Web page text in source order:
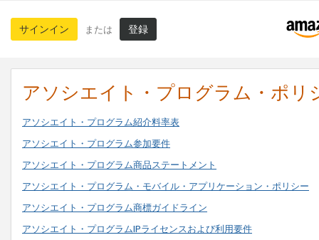
サインイン または 登録
アソシエイト・プログラム・ポリ
アソシエイト・プログラム紹介料率表
アソシエイト・プログラム参加要件
アソシエイト・プログラム商品ステートメント
アソシエイト・プログラム・モバイル・アプリケーション・ポリシー
アソシエイト・プログラム商標ガイドライン
アソシエイト・プログラムIPライセンスおよび利用要件